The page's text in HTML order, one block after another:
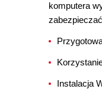
komputera
Instalacja